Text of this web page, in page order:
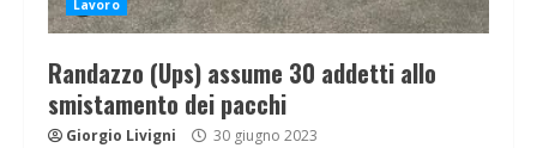
Lavoro
Randazzo (Ups) assume 30 addetti allo
smistamento dei pacchi
Giorgio Livigni 30 giugno 2023